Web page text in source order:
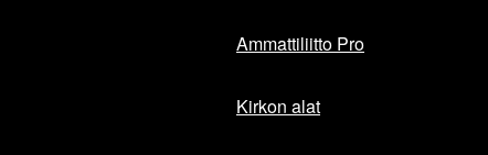
Ammattiliitto Pro
Kirkon alat